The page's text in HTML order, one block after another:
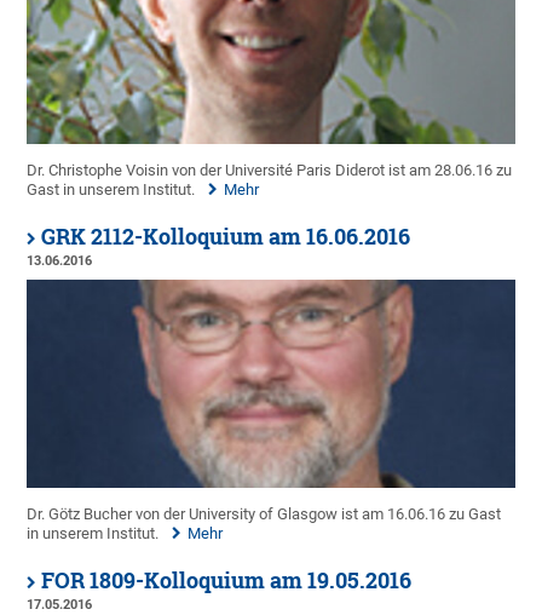
Dr. Christophe Voisin von der Université Paris Diderot ist am 28.06.16 zu
Gast in unserem Institut.
Mehr
GRK 2112-Kolloquium am 16.06.2016
13.06.2016
Dr. Götz Bucher von der University of Glasgow ist am 16.06.16 zu Gast
in unserem Institut.
Mehr
FOR 1809-Kolloquium am 19.05.2016
17.05.2016